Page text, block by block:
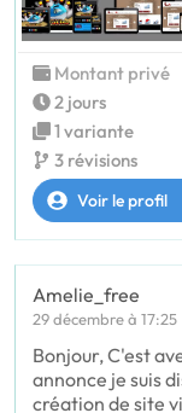
Montant privé
2 jours
1 variante
3 révisions
Voir le profil
Amelie_free
29 décembre à 17:25
Bonjour, C'est
annonce je suis
création de site